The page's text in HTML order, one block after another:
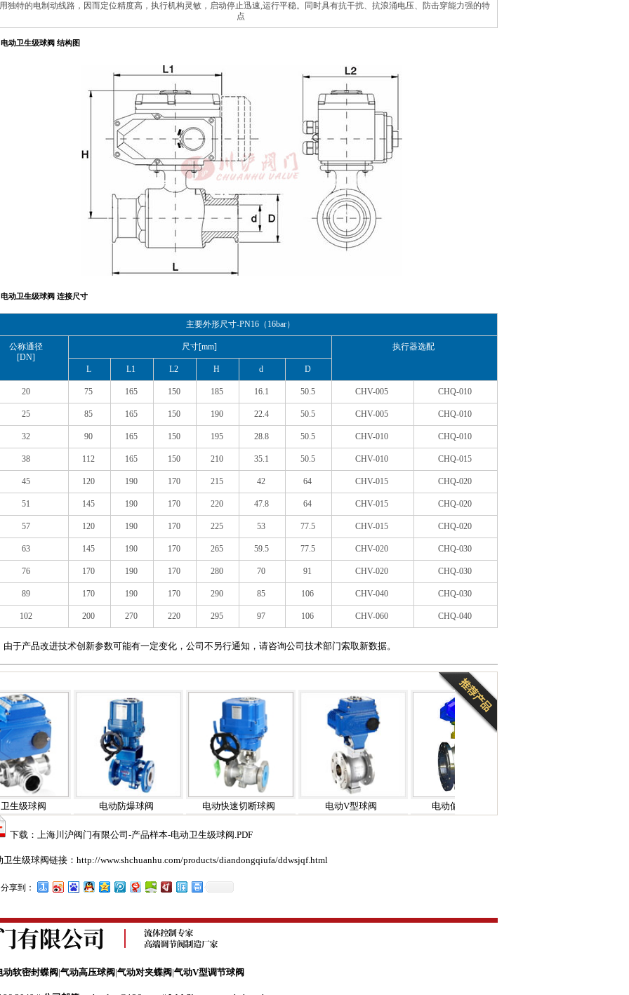
独特的电制动线路，因而定位精度高，执行机构灵敏，启动停止迅速,运行平稳。同时具有抗干扰、抗浪涌电压、防击穿能力强的特
点
动卫生级球阀 结构图
动卫生级球阀 连接尺寸
主要外形尺寸-PN16（16bar）
公称通径
[DN]
尺寸[mm] 执行器选配
L L1 L2 H d D
20 75 165 150 185 16.1 50.5 CHV-005 CHQ-010
25 85 165 150 190 22.4 50.5 CHV-005 CHQ-010
32 90 165 150 195 28.8 50.5 CHV-010 CHQ-010
38 112 165 150 210 35.1 50.5 CHV-010 CHQ-015
45 120 190 170 215 42 64 CHV-015 CHQ-020
51 145 190 170 220 47.8 64 CHV-015 CHQ-020
57 120 190 170 225 53 77.5 CHV-015 CHQ-020
63 145 190 170 265 59.5 77.5 CHV-020 CHQ-030
76 170 190 170 280 70 91 CHV-020 CHQ-030
89 170 190 170 290 85 106 CHV-040 CHQ-030
102 200 270 220 295 97 106 CHV-060 CHQ-040
由于产品改进技术创新参数可能有一定变化，公司不另行通知，请咨询公司技术部门索取新数据。
阀 电动防爆球阀 电动快速切断球阀 电动V型球阀 电动偏心半球阀
阀 电动防爆球阀 电动快速切断球阀
下载：上海川沪阀门有限公司-产品样本-电动卫生级球阀.PDF
卫生级球阀链接： http://www.shchuanhu.com/products/diandongqiufa/ddwsjqf.html
分享到：
动软密封蝶阀 |气动高压球阀 |气动对夹蝶阀 |气动V型调节球阀